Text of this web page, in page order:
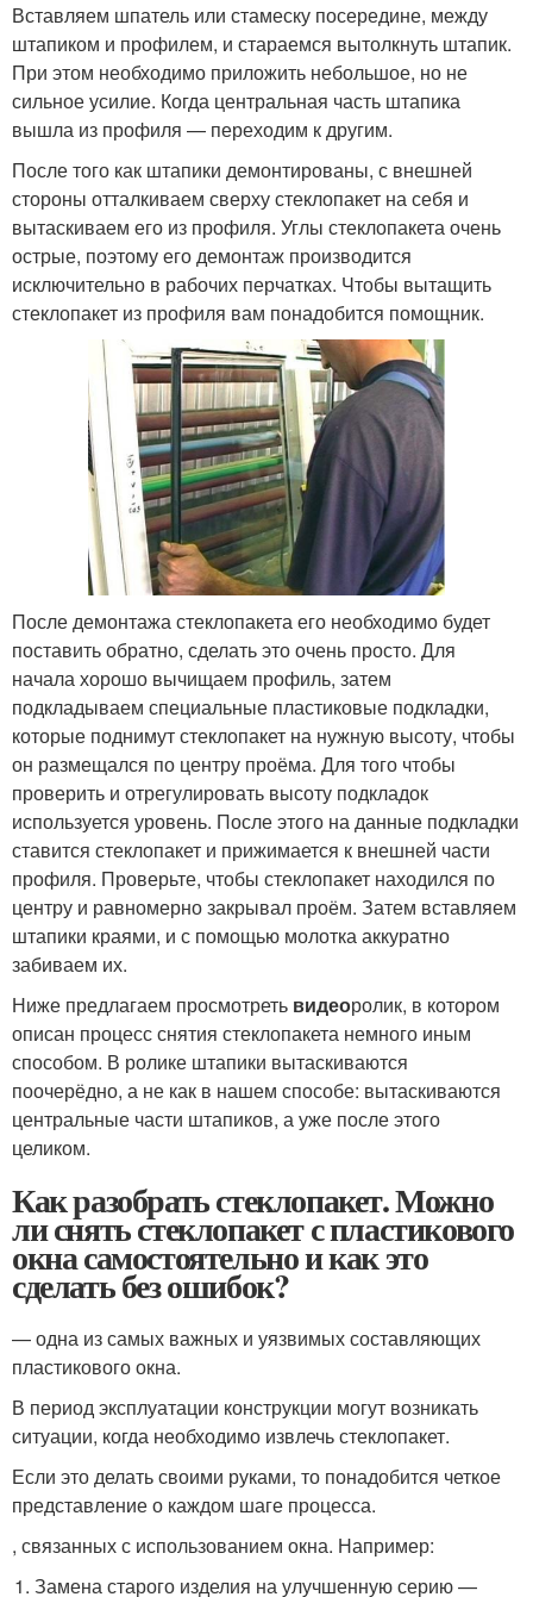
Вставляем шпатель или стамеску посередине, между
штапиком и профилем, и стараемся вытолкнуть штапик.
При этом необходимо приложить небольшое, но не
сильное усилие. Когда центральная часть штапика
вышла из профиля — переходим к другим.
После того как штапики демонтированы, с внешней
стороны отталкиваем сверху стеклопакет на себя и
вытаскиваем его из профиля. Углы стеклопакета очень
острые, поэтому его демонтаж производится
исключительно в рабочих перчатках. Чтобы вытащить
стеклопакет из профиля вам понадобится помощник.
После демонтажа стеклопакета его необходимо будет
поставить обратно, сделать это очень просто. Для
начала хорошо вычищаем профиль, затем
подкладываем специальные пластиковые подкладки,
которые поднимут стеклопакет на нужную высоту, чтобы
он размещался по центру проёма. Для того чтобы
проверить и отрегулировать высоту подкладок
используется уровень. После этого на данные подкладки
ставится стеклопакет и прижимается к внешней части
профиля. Проверьте, чтобы стеклопакет находился по
центру и равномерно закрывал проём. Затем вставляем
штапики краями, и с помощью молотка аккуратно
забиваем их.
Ниже предлагаем просмотреть видеоролик, в котором
описан процесс снятия стеклопакета немного иным
способом. В ролике штапики вытаскиваются
поочерёдно, а не как в нашем способе: вытаскиваются
центральные части штапиков, а уже после этого
целиком.
Как разобрать стеклопакет. Можно
ли снять стеклопакет с пластикового
окна самостоятельно и как это
сделать без ошибок?
— одна из самых важных и уязвимых составляющих
пластикового окна.
В период эксплуатации конструкции могут возникать
ситуации, когда необходимо извлечь стеклопакет.
Если это делать своими руками, то понадобится четкое
представление о каждом шаге процесса.
, связанных с использованием окна. Например:
Замена старого изделия на улучшенную серию —